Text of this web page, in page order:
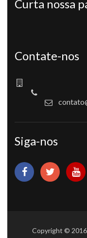
Curta nossa
Contate-nos
Siga-nos
Copyright © 2016